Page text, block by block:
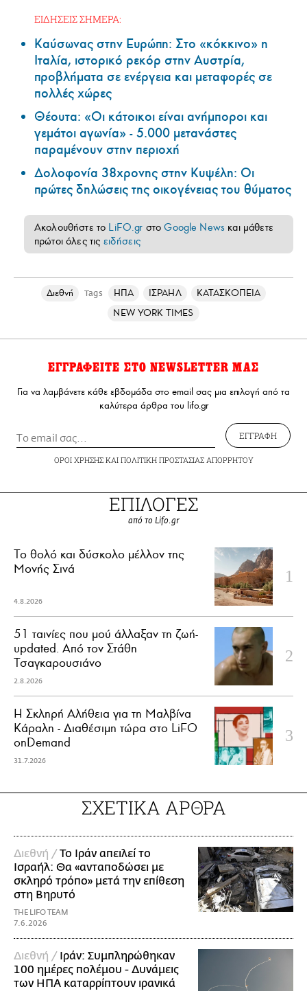
ΕΙΔΗΣΕΙΣ ΣΗΜΕΡΑ:
Καύσωνας στην Ευρώπη: Στο «κόκκινο» η
Ιταλία, ιστορικό ρεκόρ στην Αυστρία,
προβλήματα σε ενέργεια και μεταφορές σε
πολλές χώρες
Θέουτα: «Οι κάτοικοι είναι ανήμποροι και
γεμάτοι αγωνία» - 5.000 μετανάστες
παραμένουν στην περιοχή
Δολοφονία 38χρονης στην Κυψέλη: Οι
πρώτες δηλώσεις της οικογένειας του θύματος
Ακολουθήστε το LiFO.gr στοGoogle News και μάθετε
πρώτοι όλες τις ειδήσεις
Διεθνή Tags ΗΠΑ ΙΣΡΑΗΛ
ΚΑΤΑΣΚΟΠΕΙΑ
NEW YORK TIMES
ΕΓΓΡΑΦΕΙΤΕ ΣΤΟ NEWSLETTER ΜΑΣ
Για να λαμβάνετε κάθε εβδομάδα στο email σας μια επιλογή από τα
καλύτερα άρθρα του lifo.gr
ΕΓΓΡΑΦΗ
ΟΡΟΙ ΧΡΗΣΗΣΚΑΙ ΠΟΛΙΤΙΚΗ ΠΡΟΣΤΑΣΙΑΣ ΑΠΟΡΡΗΤΟΥ
ΕΠΙΛΟΓΕΣ
από το Lifo.gr
Το θολό και δύσκολο μέλλον της
Μονής Σινά
4.8.2026
51 ταινίες που μού άλλαξαν τη ζωή-
updated. Aπό τον Στάθη
Τσαγκαρουσιάνο
2.8.2026
Η Σκληρή Αλήθεια για τη Μαλβίνα
Κάραλη - Διαθέσιμη τώρα στo LiFO
onDemand
31.7.2026
ΣΧΕΤΙΚΑ ΑΡΘΡΑ
Διεθνή /Το Ιράν απειλεί το
Ισραήλ: Θα «ανταποδώσει με
σκληρό τρόπο» μετά την επίθεση
στη Βηρυτό
THE LIFO TEAM
7.6.2026
Διεθνή / Ιράν: Συμπληρώθηκαν
100 ημέρες πολέμου - Δυνάμεις
των ΗΠΑ καταρρίπτουν ιρανικά